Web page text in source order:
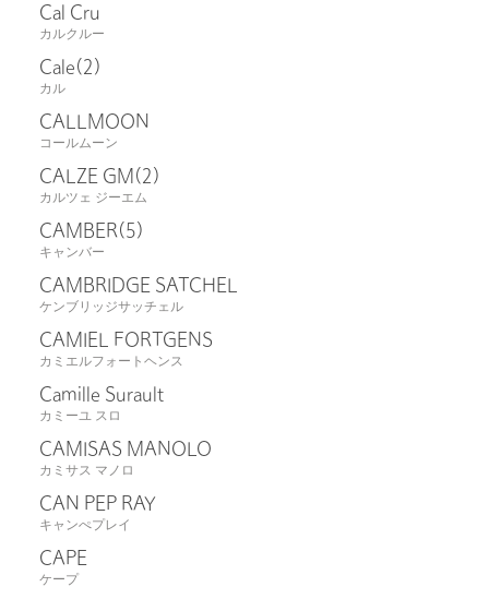
Cal Cru
カルクルー
Cale(2)
カル
CALLMOON
コールムーン
CALZE GM (2)
カルツェ ジーエム
CAMBER(5)
キャンバー
CAMBRIDGE SATCHEL
ケンブリッジサッチェル
CAMIEL FORTGENS
カミエルフォートヘンス
Camille Surault
カミーユ スロ
CAMISAS MANOLO
カミサス マノロ
CAN PEP RAY
キャンぺプレイ
CAPE
ケープ